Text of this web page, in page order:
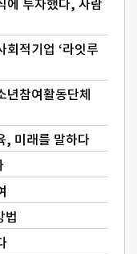
에 투자했다, 사람
회적기업 ‘라잇루
년참여활동단체
, 미래를 말하다
법